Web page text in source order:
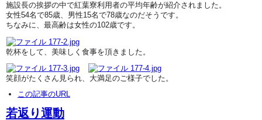
施設長の挨拶の中で紅葉寮利用者の平均年齢が紹介されました。
女性54名で85歳、男性15名で78歳なのだそうです。
ちなみに、最高齢は女性の102歳です。
乾杯をして、美味しく食事を頂きました。
笑顔がたくさん見られ、大満足のご様子でした。
この記事のURL
若返り運動